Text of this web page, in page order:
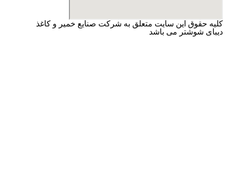
کلیه حقوق این سایت متعلق به شرکت صنایع خمیر و کاغذ
دیبای شوشتر می باشد